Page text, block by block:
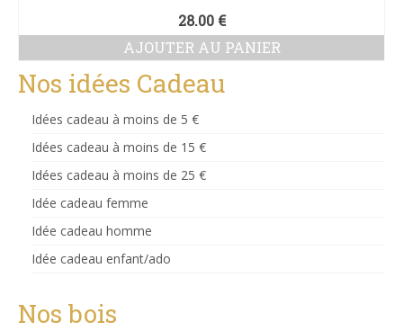
28.00 €
AJOUTER AU PANIER
Nos idées Cadeau
Idées cadeau à moins de 5 €
Idées cadeau à moins de 15 €
Idées cadeau à moins de 25 €
Idée cadeau femme
Idée cadeau homme
Idée cadeau enfant/ado
Nos bois